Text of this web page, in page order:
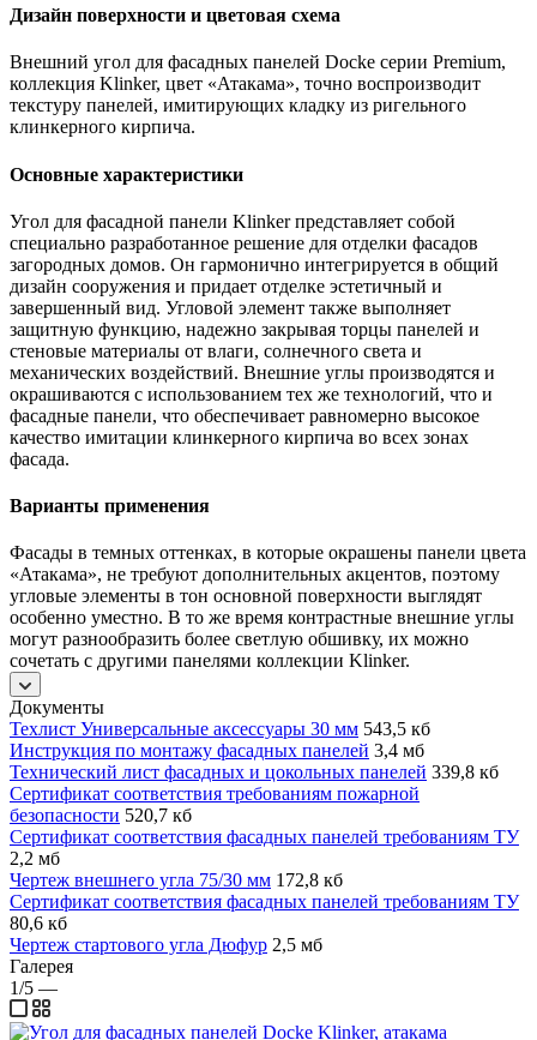
Дизайн поверхности и цветовая схема
Внешний угол для фасадных панелей Docke серии Premium,
коллекция Klinker, цвет «Атакама», точно воспроизводит
текстуру панелей, имитирующих кладку из ригельного
клинкерного кирпича.
Основные характеристики
Угол для фасадной панели Klinker представляет собой
специально разработанное решение для отделки фасадов
загородных домов. Он гармонично интегрируется в общий
дизайн сооружения и придает отделке эстетичный и
завершенный вид. Угловой элемент также выполняет
защитную функцию, надежно закрывая торцы панелей и
стеновые материалы от влаги, солнечного света и
механических воздействий. Внешние углы производятся и
окрашиваются с использованием тех же технологий, что и
фасадные панели, что обеспечивает равномерно высокое
качество имитации клинкерного кирпича во всех зонах
фасада.
Варианты применения
Фасады в темных оттенках, в которые окрашены панели цвета
«Атакама», не требуют дополнительных акцентов, поэтому
угловые элементы в тон основной поверхности выглядят
особенно уместно. В то же время контрастные внешние углы
могут разнообразить более светлую обшивку, их можно
сочетать с другими панелями коллекции Klinker.
Документы
Техлист Универсальные аксессуары 30 мм 543,5 кб
Инструкция по монтажу фасадных панелей 3,4 мб
Технический лист фасадных и цокольных панелей 339,8 кб
Сертификат соответствия требованиям пожарной
безопасности 520,7 кб
Сертификат соответствия фасадных панелей требованиям ТУ
2,2 мб
Чертеж внешнего угла 75/30 мм 172,8 кб
Сертификат соответствия фасадных панелей требованиям ТУ
80,6 кб
Чертеж стартового угла Дюфур 2,5 мб
Галерея
1/5 —